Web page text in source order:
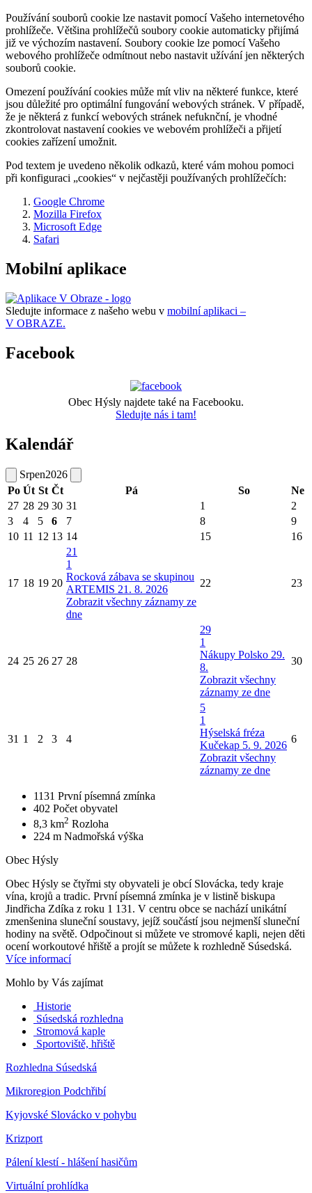
Používání souborů cookie lze nastavit pomocí Vašeho internetového
prohlížeče. Většina prohlížečů soubory cookie automaticky přijímá
již ve výchozím nastavení. Soubory cookie lze pomocí Vašeho
webového prohlížeče odmítnout nebo nastavit užívání jen některých
souborů cookie.
Omezení používání cookies může mít vliv na některé funkce, které
jsou důležité pro optimální fungování webových stránek. V případě,
že je některá z funkcí webových stránek nefuknční, je vhodné
zkontrolovat nastavení cookies ve webovém prohlížeči a přijetí
cookies zařízení umožnit.
Pod textem je uvedeno několik odkazů, které vám mohou pomoci
při konfiguraci „cookies“ v nejčastěji používaných prohlížečích:
Google Chrome
Mozilla Firefox
Microsoft Edge
Safari
Mobilní aplikace
Sledujte informace z našeho webu v mobilní aplikaci –
V OBRAZE.
Facebook
Obec Hýsly najdete také na Facebooku.
Sledujte nás i tam!
Kalendář
Srpen2026
Po Út St Čt Pá So
Ne
27 28 29 30 31 1
2
3
4 5 6 7 8
9
10 11 12 13 14 15 16
17 18 19 20
21
1
Rocková zábava se skupinou
ARTEMIS 21. 8. 2026
Zobrazit všechny záznamy ze
dne
22 23
24 25 26 27 28
29
1
Nákupy Polsko 29.
8.
Zobrazit všechny
záznamy ze dne
30
31 1 2 3 4
5
1
Hýselská fréza
Kučekap 5. 9. 2026
Zobrazit všechny
záznamy ze dne
6
1131 První písemná zmínka
402 Počet obyvatel
8,3 km2 Rozloha
224 m Nadmořská výška
Obec Hýsly
Obec Hýsly se čtyřmi sty obyvateli je obcí Slovácka, tedy kraje
vína, krojů a tradic. První písemná zmínka je v listině biskupa
Jindřicha Zdíka z roku 1 131. V centru obce se nachází unikátní
zmenšenina sluneční soustavy, jejíž součástí jsou nejmenší sluneční
hodiny na světě. Odpočinout si můžete ve stromové kapli, nejen děti
ocení workoutové hřiště a projít se můžete k rozhledně Súsedská.
Více informací
Mohlo by Vás zajímat
Historie
Súsedská rozhledna
Stromová kaple
Sportoviště, hřiště
Rozhledna Súsedská
Mikroregion Podchřibí
Kyjovské Slovácko v pohybu
Krizport
Pálení klestí - hlášení hasičům
Virtuální prohlídka